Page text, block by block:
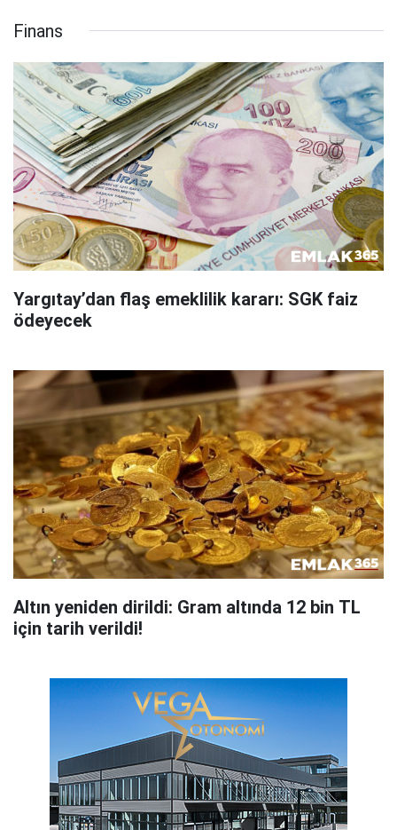
Finans
Yargıtay’dan flaş emeklilik kararı: SGK faiz
ödeyecek
Altın yeniden dirildi: Gram altında 12 bin TL
için tarih verildi!